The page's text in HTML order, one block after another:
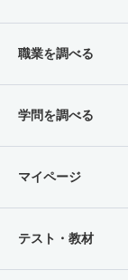
職業を調べる
学問を調べる
マイページ
テスト・教材